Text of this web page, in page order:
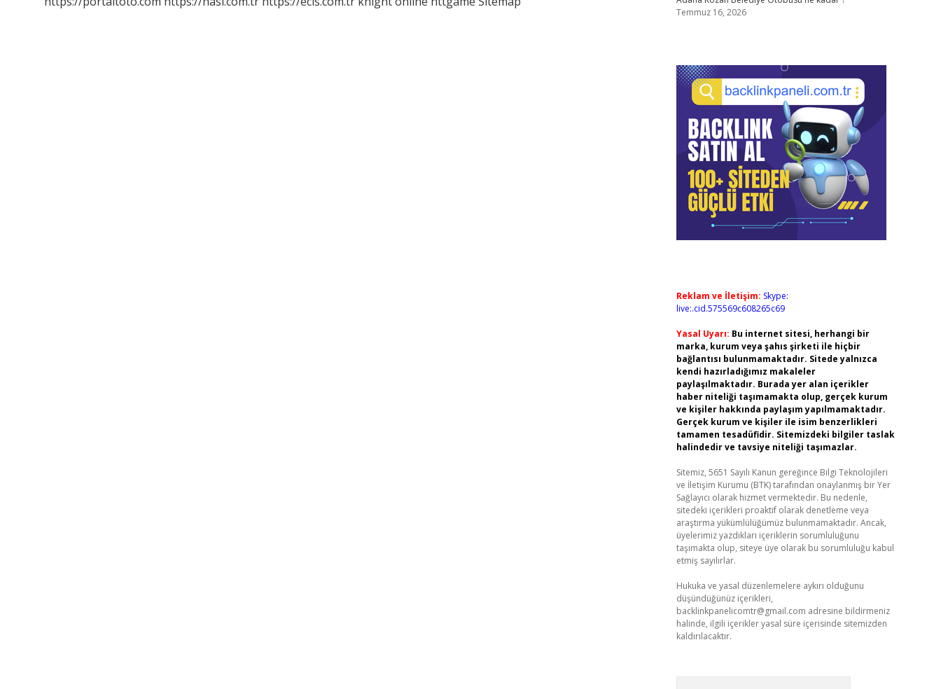
Temmuz 16, 2026
Reklam ve İletişim: Skype:
live:.cid.575569c608265c69
Yasal Uyarı: Bu internet sitesi, herhangi bir
marka, kurum veya şahıs şirketi ile hiçbir
bağlantısı bulunmamaktadır. Sitede yalnızca
kendi hazırladığımız makaleler
paylaşılmaktadır. Burada yer alan içerikler
haber niteliği taşımamakta olup, gerçek kurum
ve kişiler hakkında paylaşım yapılmamaktadır.
Gerçek kurum ve kişiler ile isim benzerlikleri
tamamen tesadüfidir. Sitemizdeki bilgiler taslak
halindedir ve tavsiye niteliği taşımazlar.
Sitemiz, 5651 Sayılı Kanun gereğince Bilgi Teknolojileri
ve İletişim Kurumu (BTK) tarafından onaylanmış bir Yer
Sağlayıcı olarak hizmet vermektedir. Bu nedenle,
sitedeki içerikleri proaktif olarak denetleme veya
araştırma yükümlülüğümüz bulunmamaktadır. Ancak,
üyelerimiz yazdıkları içeriklerin sorumluluğunu
taşımakta olup, siteye üye olarak bu sorumluluğu kabul
etmiş sayılırlar.
Hukuka ve yasal düzenlemelere aykırı olduğunu
düşündüğünüz içerikleri,
backlinkpanelicomtr@gmail.com adresine bildirmeniz
halinde, ilgili içerikler yasal süre içerisinde sitemizden
kaldırılacaktır.